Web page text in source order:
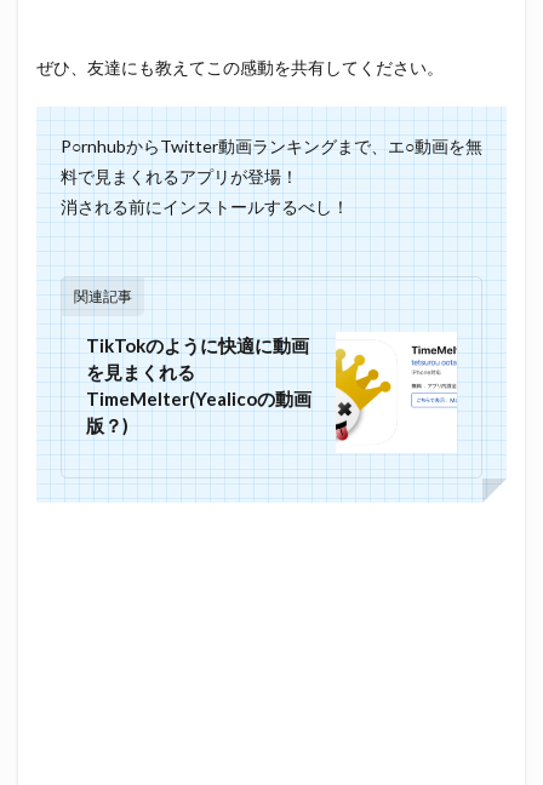
ぜひ、友達にも教えてこの感動を共有してください。
P○rnhubからTwitter動画ランキングまで、エ○動画を無
料で見まくれるアプリが登場！
消される前にインストールするべし！
関連記事
TikTokのように快適に動画
を見まくれる
TimeMelter(Yealicoの動画
版？)